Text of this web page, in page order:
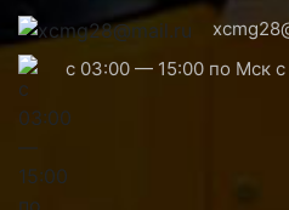
с 03:00 — 15:00 по Мск